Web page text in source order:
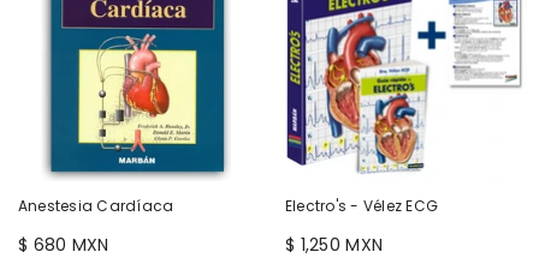
Anestesia Cardíaca
$ 680 MXN
Electro's - Vélez ECG
$ 1,250 MXN